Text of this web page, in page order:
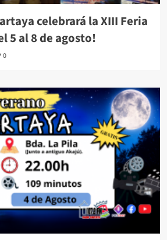
celebrará la XIII Feria
5 al 8 de agosto!
0